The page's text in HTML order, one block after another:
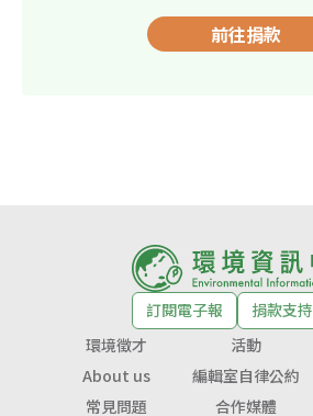
前往捐款
訂閱電子報
捐款支持
環境徵才
活動
About us
編輯室自律公約
常見問題
合作媒體